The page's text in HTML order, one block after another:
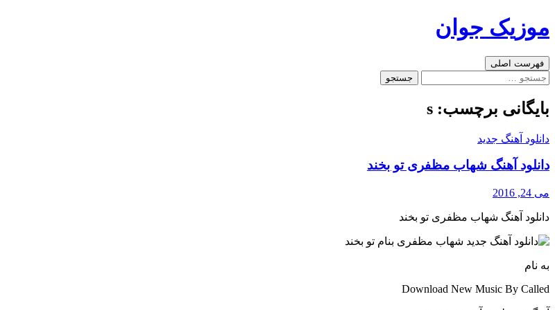
به
موزیک جوان
جست‌وجو
فهرست اصلی
جستجو
بایگانی برچسب: s
دانلود آهنگ جدید
دانلود آهنگ شهاب مظفری تو بخند
می 24, 2016
دانلود آهنگ شهاب مظفری تو بخند
به نام
Download New Music By Called